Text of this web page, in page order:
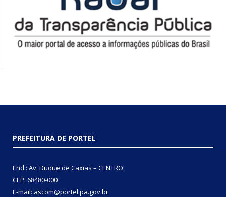
PREFEITURA DE PORTEL
End.: Av. Duque de Caxias – CENTRO
CEP: 68480-000
E-mail: ascom@portel.pa.gov.br